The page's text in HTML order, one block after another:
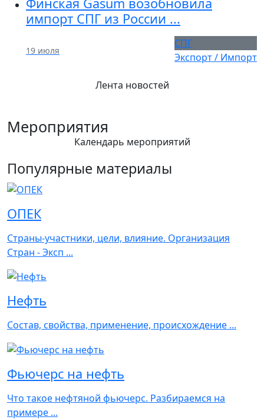
импорт СПГ из России ...
19 июля
СПГ
Экспорт / Импорт
Лента новостей
Мероприятия
Календарь мероприятий
Популярные материалы
ОПЕК
Страны-участники, цели, влияние. Организация
Стран - Эксп ...
Нефть
Состав, свойства, применение, происхождение ...
Фьючерс на нефть
Что такое нефтяной фьючерс. Разбираемся на
примере ...